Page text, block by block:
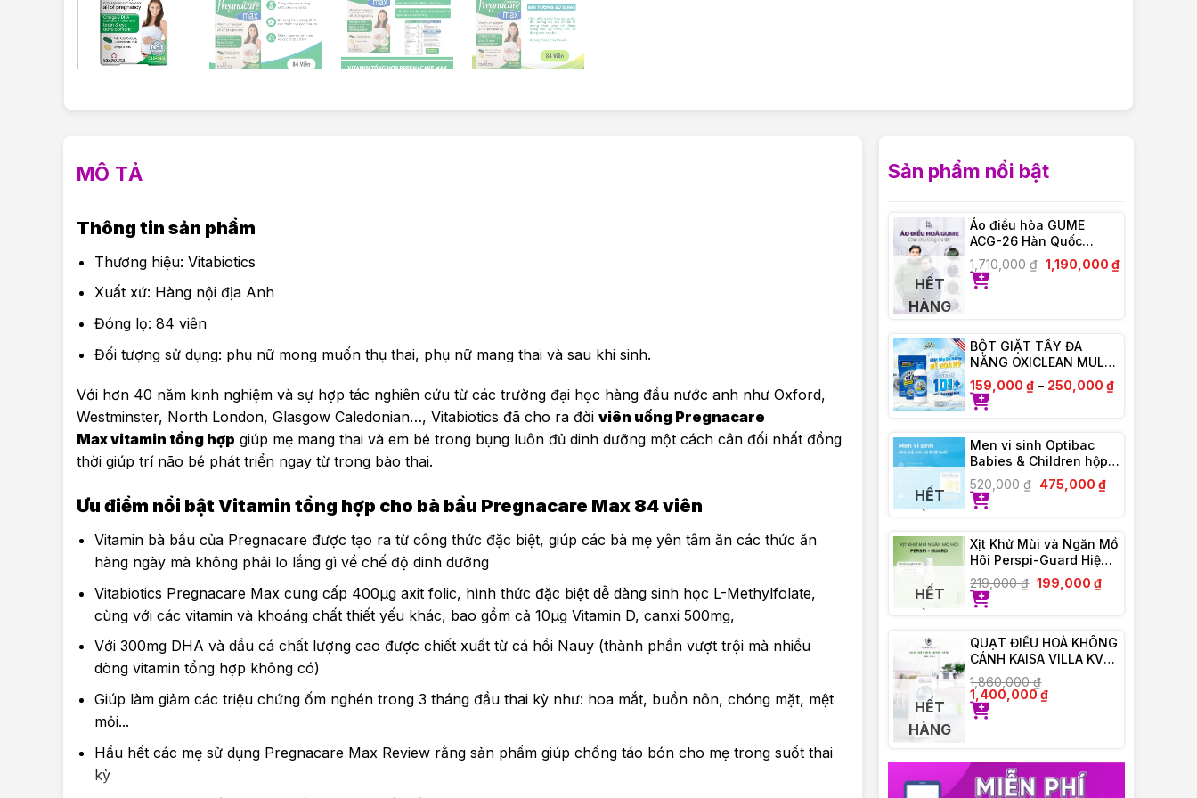
MÔ TẢ
Thông tin sản phẩm
Thương hiệu: Vitabiotics
Xuất xứ: Hàng nội địa Anh
Đóng lọ: 84 viên
Đối tượng sử dụng: phụ nữ mong muốn thụ thai, phụ nữ mang thai và sau khi sinh.
Với hơn 40 năm kinh nghiệm và sự hợp tác nghiên cứu từ các trường đại học hàng đầu nước anh như Oxford,
Westminster, North London, Glasgow Caledonian…, Vitabiotics đã cho ra đời viên uống Pregnacare
Max vitamin tổng hợp giúp mẹ mang thai và em bé trong bụng luôn đủ dinh dưỡng một cách cân đối nhất đồng
thời giúp trí não bé phát triển ngay từ trong bào thai.
Ưu điểm nổi bật Vitamin tổng hợp cho bà bầu Pregnacare Max 84 viên
Vitamin bà bầu của Pregnacare được tạo ra từ công thức đặc biệt, giúp các bà mẹ yên tâm ăn các thức ăn
hàng ngày mà không phải lo lắng gì về chế độ dinh dưỡng
Vitabiotics Pregnacare Max cung cấp 400μg axit folic, hình thức đặc biệt dễ dàng sinh học L-Methylfolate,
cùng với các vitamin và khoáng chất thiết yếu khác, bao gồm cả 10μg Vitamin D, canxi 500mg,
Với 300mg DHA và dầu cá chất lượng cao được chiết xuất từ cá hồi Nauy (thành phần vượt trội mà nhiều
dòng vitamin tổng hợp không có)
Giúp làm giảm các triệu chứng ốm nghén trong 3 tháng đầu thai kỳ như: hoa mắt, buồn nôn, chóng mặt, mệt
mỏi...
Hầu hết các mẹ sử dụng Pregnacare Max Review rằng sản phẩm giúp chống táo bón cho mẹ trong suốt thai
kỳ
Sản phẩm nổi bật
HẾT
HÀNG
Áo điều hòa GUME
ACG-26 Hàn Quốc
Chống Tia UV – Bảo
Hành Chính Hãng 12
tháng
1,710,000₫ 1,190,000 ₫
BỘT GIẶT TẨY ĐA
NĂNG OXICLEAN MULTI
– PURPOSE STAIN
REMOVER
159,000₫ – 250,000₫
HẾT
Men vi sinh Optibac
Babies & Children hộp
30 gói
520,000₫ 475,000 ₫
HẾT
Xịt Khử Mùi và Ngăn Mồ
Hôi Perspi-Guard Hiệu
Quả Tối Ưu 30ml
219,000₫ 199,000 ₫
HẾT
HÀNG
QUẠT ĐIỀU HOÀ KHÔNG
CÁNH KAISA VILLA KV-
QKC6622
1,860,000₫
1,400,000₫